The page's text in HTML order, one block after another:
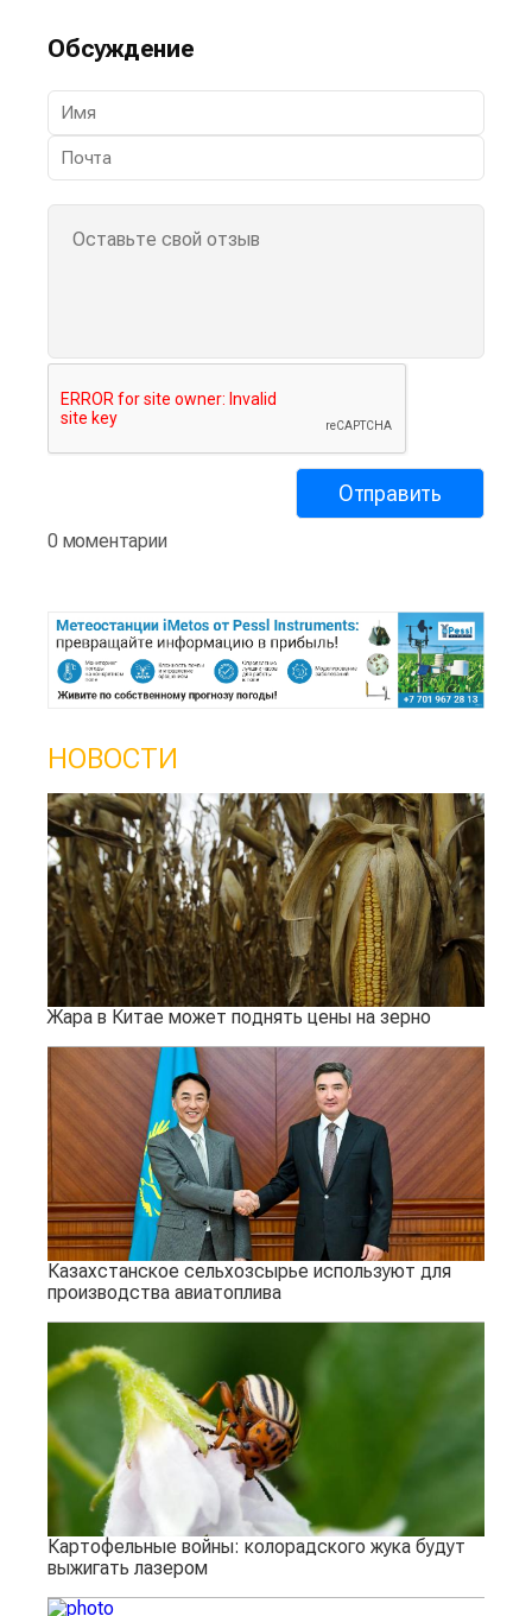
Обсуждение
0 моментарии
НОВОСТИ
Жара в Китае может поднять цены на зерно
Казахстанское сельхозсырье используют для
производства авиатоплива
Картофельные войны: колорадского жука будут
выжигать лазером